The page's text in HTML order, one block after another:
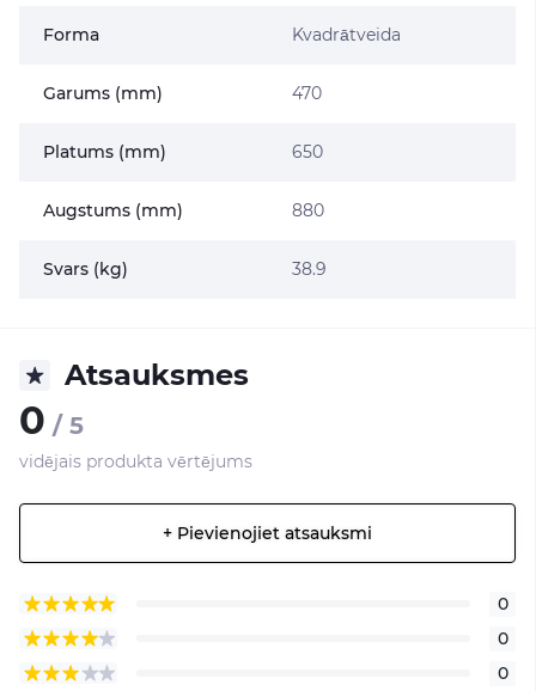
Forma Kvadrātveida
Garums (mm) 470
Platums (mm) 650
Augstums (mm) 880
Svars (kg) 38.9
Atsauksmes
0 / 5
vidējais produkta vērtējums
+ Pievienojiet atsauksmi
0
0
0